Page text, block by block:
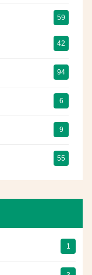
59
42
94
6
9
55
1